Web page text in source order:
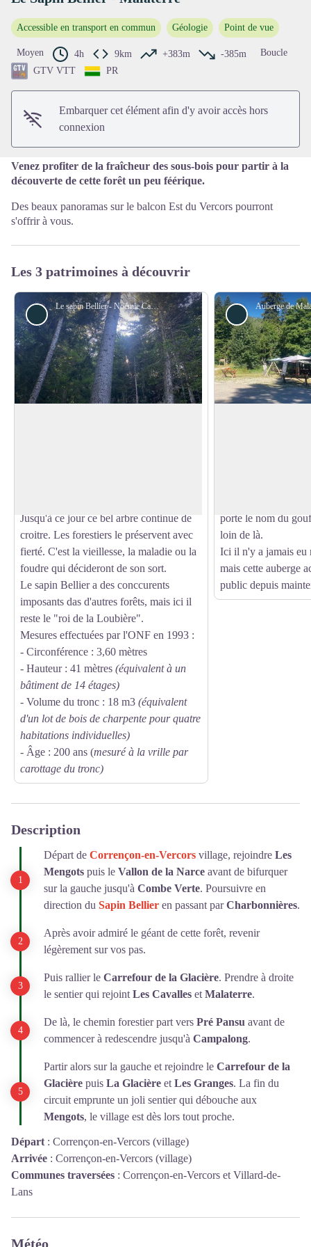
Voir l'image en plein écran
Accessible en transport en commun Géologie Point de vue
Moyen 4h 9km +383m -385m
Boucle
GTV VTT
PR
Embarquer cet élément afin d'y avoir accès hors
connexion
Venez profiter de la fraîcheur des sous-bois pour partir à la
découverte de cette forêt un peu féérique.
Des beaux panoramas sur le balcon Est du Vercors pourront
s'offrir à vous.
Les 3 patrimoines à découvrir
Le sapin Bellier - Noémie Castaing/PNRV
Patrimoine naturel
Jusqu'à ce jour ce bel arbre continue de
croitre. Les forestiers le préservent avec
fierté. C'est la vieillesse, la maladie ou la
foudre qui décideront de son sort.
Le sapin Bellier a des conccurents
imposants das d'autres forêts, mais ici il
reste le "roi de la Loubière".
Mesures effectuées par l'ONF en 1993 :
- Circonférence : 3,60 mètres
- Hauteur : 41 mètres (équivalent à un
bâtiment de 14 étages)
- Volume du tronc : 18 m3 (équivalent
d'un lot de bois de charpente pour quatre
habitations individuelles)
- Âge : 200 ans (mesuré à la vrille par
carottage du tronc)
Commerce et
porte le nom du
loin de là.
Ici il n'y a jamais eu
mais cette auberge
public depuis
Description
Départ de Corrençon-en-Vercors village, rejoindre Les
Mengots puis le Vallon de la Narce avant de bifurquer
sur la gauche jusqu'à Combe Verte. Poursuivre en
direction du Sapin Bellier en passant parCharbonnières.
Après avoir admiré le géant de cette forêt, revenir
légèrement sur vos pas.
Puis rallier le Carrefour de la Glacière. Prendre à droite
le sentier qui rejoint Les Cavalles et Malaterre.
De là, le chemin forestier part vers Pré Pansu avant de
commencer à redescendre jusqu'à Campalong.
Partir alors sur la gauche et rejoindre le Carrefour de la
Glacière puis La Glacière et Les Granges. La fin du
circuit emprunte un joli sentier qui débouche aux
Mengots, le village est dès lors tout proche.
Départ : Corrençon-en-Vercors (village)
Arrivée : Corrençon-en-Vercors (village)
Communes traversées : Corrençon-en-Vercors et Villard-de-
Lans
Météo